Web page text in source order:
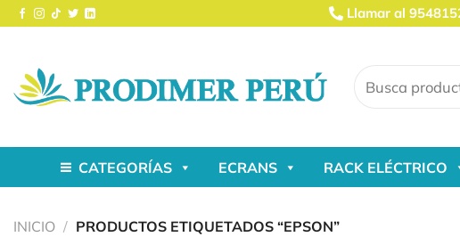
Saltar
al
Llamar al
por:
CATEGORÍAS ECRANS RACK ELÉCTRICO
INICIO / PRODUCTOS ETIQUETADOS “EPSON”